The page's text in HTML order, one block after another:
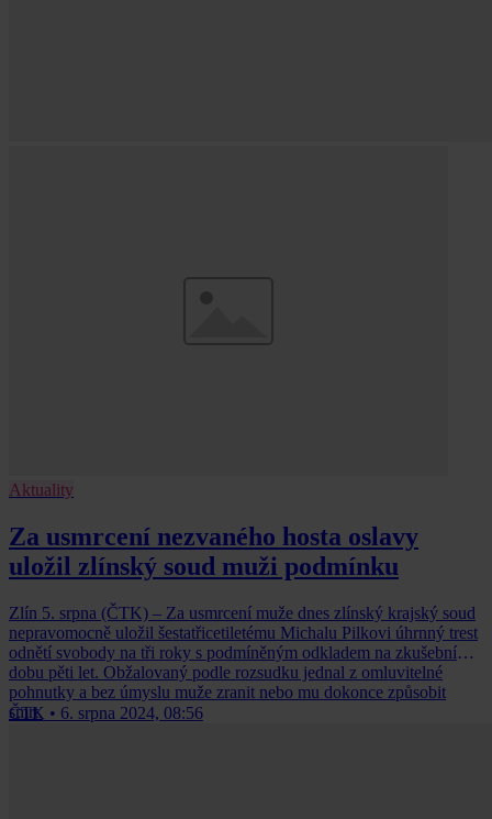
Aktuality
Za usmrcení nezvaného hosta oslavy
uložil zlínský soud muži podmínku
Zlín 5. srpna (ČTK) – Za usmrcení muže dnes zlínský krajský soud
nepravomocně uložil šestatřicetiletému Michalu Pilkovi úhrnný trest
odnětí svobody na tři roky s podmíněným odkladem na zkušební
dobu pěti let. Obžalovaný podle rozsudku jednal z omluvitelné
pohnutky a bez úmyslu muže zranit nebo mu dokonce způsobit
smrt.
ČTK • 6. srpna 2024, 08:56